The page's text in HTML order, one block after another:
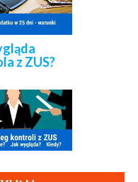
z ZUS?